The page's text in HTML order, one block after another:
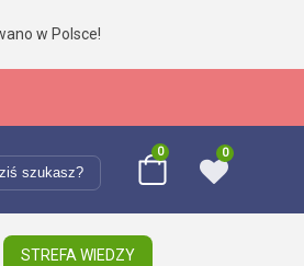
w Polsce!
0 0
STREFA WIEDZY